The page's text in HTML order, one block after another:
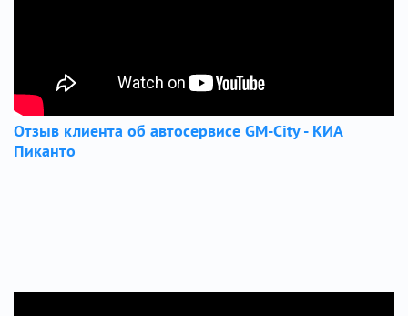
Отзыв клиента об автосервисе GM-City - КИА
Пиканто